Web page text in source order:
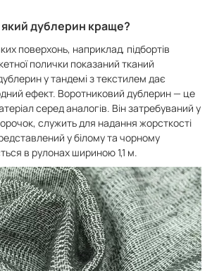
дублерин краще?
поверхонь, наприклад, підбортів
полички показаний тканий
у тандемі з текстилем дає
ефект. Воротниковий дублерин — це
серед аналогів. Він затребуваний у
служить для надання жорсткості
у білому та чорному
в рулонах шириною 1,1 м.